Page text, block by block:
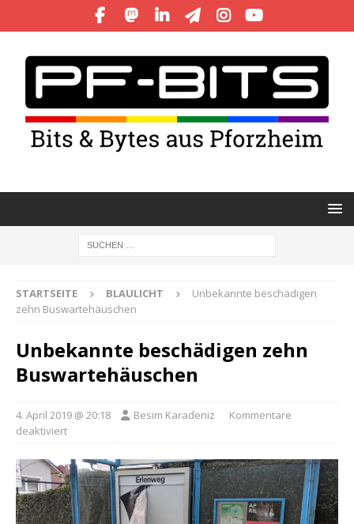
STARTSEITE BLAULICHT
Unbekannte beschädigen
zehn Buswartehäuschen
Unbekannte beschädigen zehn
Buswartehäuschen
4. April 2019 @ 20:18 Besim Karadeniz
Kommentare
deaktiviert